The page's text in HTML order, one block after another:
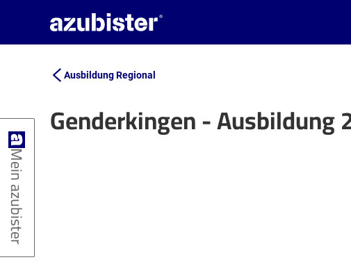
Ausbildung Regional
Genderkingen - Ausbildung
Leaflet |
Mein azubister